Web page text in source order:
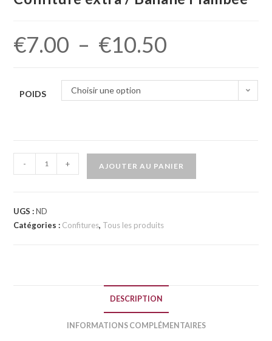
€7.00 – €10.50
POIDS Choisir une option
- + AJOUTER AU PANIER
UGS :ND
Catégories : Confitures, Tous les produits
DESCRIPTION
INFORMATIONS COMPLÉMENTAIRES